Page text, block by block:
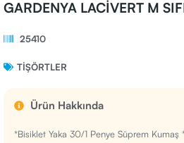
GARDENYA LACİVERT M
25410
TIŞÖRTLER
Ürün Hakkında
*Bisiklet Yaka 30/1 Penye Süprem